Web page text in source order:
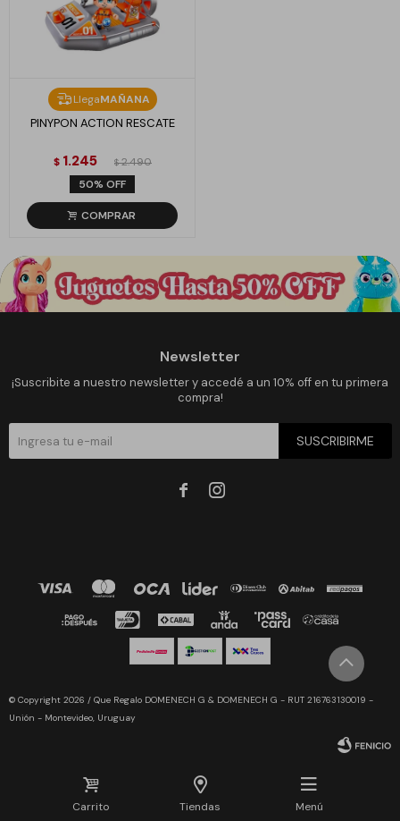
Carrito Tiendas Menú
LlegaMAÑANA
PINYPON ACTION RESCATE
$ 1.245 $ 2.490
50
Newsletter
¡Suscribite a nuestro newsletter y accedé a un 10% off en tu primera
compra!
SUSCRIBIRME
 
© Copyright 2026 / Que Regalo DOMENECH G & DOMENECH G - RUT 216763130019 -
Unión - Montevideo, Uruguay